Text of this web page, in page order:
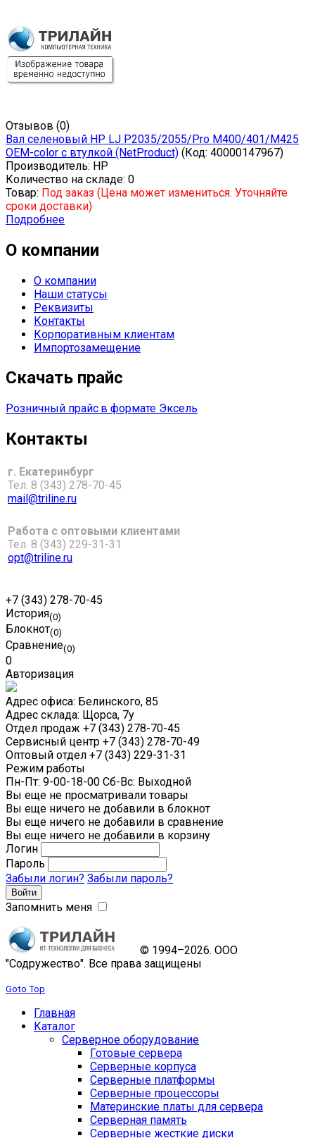
Отзывов (0)
Вал селеновый HP LJ P2035/2055/Pro M400/401/M425
OEM-color с втулкой (NetProduct) (Код: 40000147967)
Производитель: HP
Количество на складе: 0
Товар: Под заказ (Цена может измениться. Уточняйте
сроки доставки)
Подробнее
О компании
О компании
Наши статусы
Реквизиты
Контакты
Корпоративным клиентам
Импортозамещение
Скачать прайс
Розничный прайс в формате Эксель
Контакты
г. Екатеринбург
Тел. 8 (343) 278-70-45
mail@triline.ru
Работа с оптовыми клиентами
Тел. 8 (343) 229-31-31
opt@triline.ru
+7 (343) 278-70-45
История(0)
Блокнот(0)
Сравнение(0)
0
Авторизация
Адрес офиса: Белинского, 85
Адрес склада: Щорса, 7у
Отдел продаж +7 (343) 278-70-45
Сервисный центр +7 (343) 278-70-49
Оптовый отдел +7 (343) 229-31-31
Режим работы
Пн-Пт: 9-00-18-00 Сб-Вс: Выходной
Вы еще не просматривали товары
Вы еще ничего не добавили в блокнот
Вы еще ничего не добавили в сравнение
Вы еще ничего не добавили в корзину
Логин
Пароль
Забыли логин? Забыли пароль?
Запомнить меня
© 1994–2026. ООО
"Содружество". Все права защищены
Goto Top
Главная
Каталог
Серверное оборудование
Готовые сервера
Серверные корпуса
Серверные платформы
Серверные процессоры
Материнские платы для сервера
Серверная память
Серверные жесткие диски